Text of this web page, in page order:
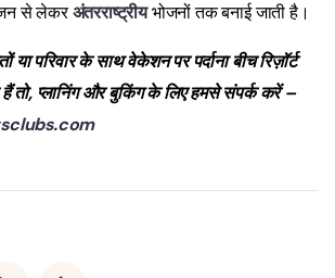
से लेकरअंतरराष्ट्रीयभोजनों तक बनाई जाती है।
या परिवार के साथ वेकेशन परपर्दाना बीच रिज़ॉर्ट
हैं तो, प्लानिंग और बुकिंग के लिए हमसे संपर्क करें –